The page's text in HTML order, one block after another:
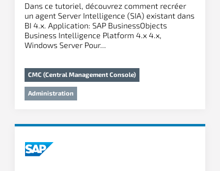
Dans ce tutoriel, découvrez comment recréer
un agent Server Intelligence (SIA) existant dans
BI 4.x. Application: SAP BusinessObjects
Business Intelligence Platform 4.x 4.x,
Windows Server Pour...
CMC (Central Management Console)
Administration